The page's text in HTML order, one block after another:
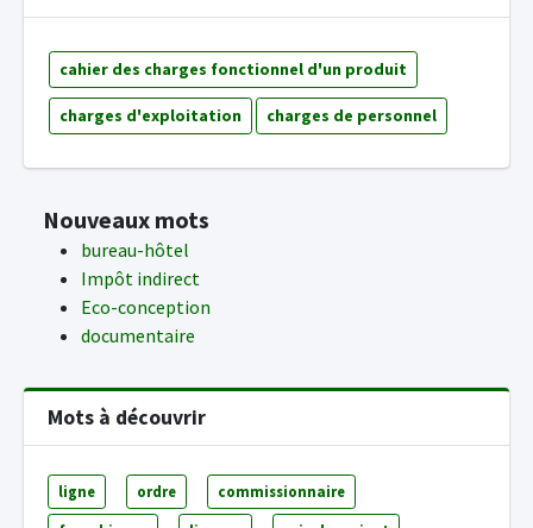
cahier des charges fonctionnel d'un produit
charges d'exploitation charges de personnel
Nouveaux mots
bureau-hôtel
Impôt indirect
Eco-conception
documentaire
Mots à découvrir
ligne ordre commissionnaire